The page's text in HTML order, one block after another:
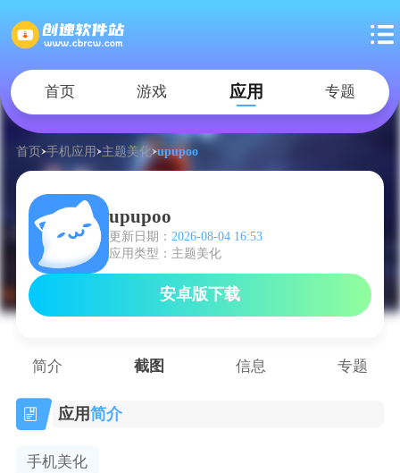
首页 游戏 应用 专题
首页 手机应用 主题美化 upupoo
upupoo
更新日期： 2026-08-04 16:53
应用类型：主题美化
安卓版下载
简介 截图 信息 专题
应用简介
手机美化